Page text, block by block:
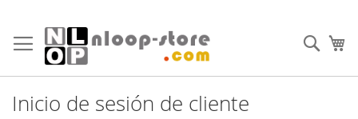
al
contenido
Inicio de sesión de cliente